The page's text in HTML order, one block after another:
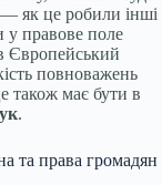
— як це робили інші
у правове поле
Європейський
повноважень
також має бути в
.
та права громадян